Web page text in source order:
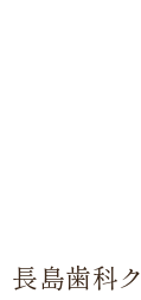
長島歯科